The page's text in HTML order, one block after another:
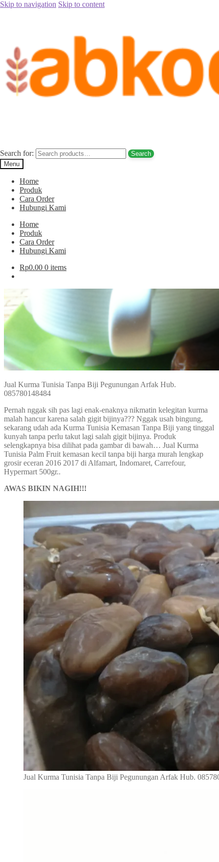
Skip to navigation Skip to content
Search for:
Search
Menu
Home
Produk
Cara Order
Hubungi Kami
Home
Produk
Cara Order
Hubungi Kami
Rp0.00 0 items
Jual Kurma Tanpa Biji
Tanpa Biji Pegunungan Arfak Hub. 085780148484
Posted onNovember 9, 2017 November 12, 2017 byRina Rina
Jual Kurma Tunisia Tanpa Biji
Pegunungan Arfak Hub. 085780148484
Jual Kurma Tunisia Tanpa Biji Pegunungan Arfak Hub.
085780148484
Pernah nggak sih pas lagi enak-enaknya nikmatin kelegitan kurma
malah hancur karena salah gigit bijinya??? Nggak usah bingung,
sekarang udah ada Kurma Tunisia Kemasan Tanpa Biji yang tinggal
kunyah tanpa perlu takut lagi salah gigit bijinya. Produk
selengkapnya bisa dilihat pada gambar di bawah… Jual Kurma
Tunisia Palm Fruit kemasan kecil tanpa biji harga murah lengkap
grosir eceran 2016 2017 di Alfamart, Indomaret, Carrefour,
Hypermart 500gr..
AWAS BIKIN NAGIH!!!
Jual Kurma Tunisia Tanpa Biji Pegunungan Arfak Hub.